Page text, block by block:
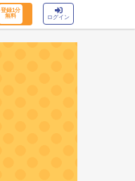
登録1分
無料
ログイン